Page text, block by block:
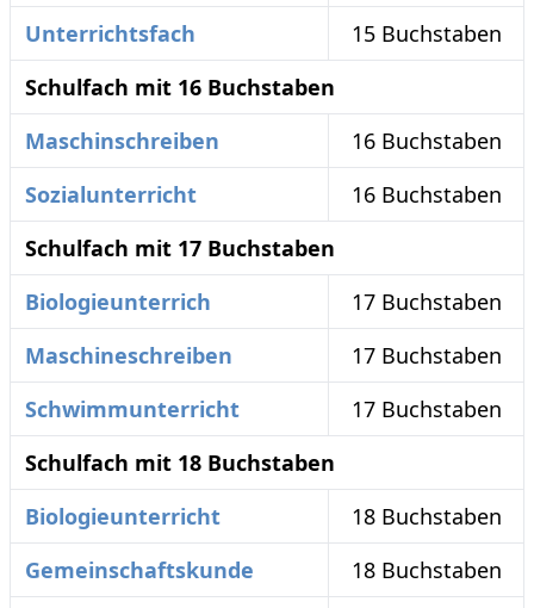
Unterrichtsfach
15 Buchstaben
Schulfach mit 16 Buchstaben
Maschinschreiben
16 Buchstaben
Sozialunterricht
16 Buchstaben
Schulfach mit 17 Buchstaben
Biologieunterrich
17 Buchstaben
Maschineschreiben
17 Buchstaben
Schwimmunterricht
17 Buchstaben
Schulfach mit 18 Buchstaben
Biologieunterricht
18 Buchstaben
Gemeinschaftskunde
18 Buchstaben